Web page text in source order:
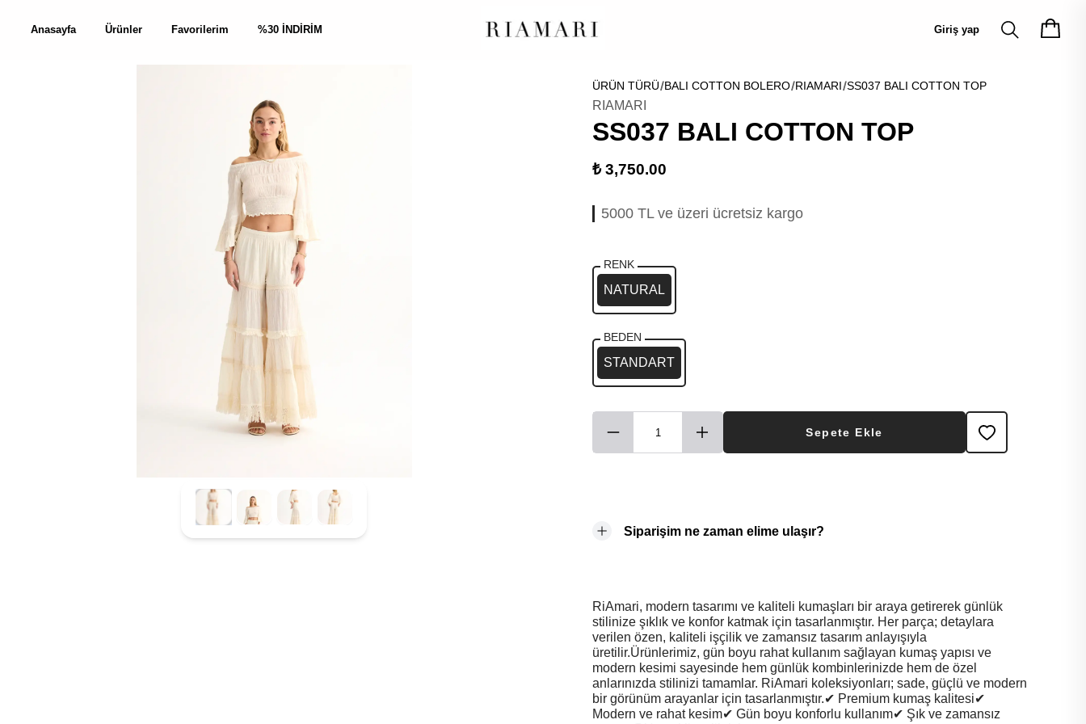
Anasayfa Ürünler Favorilerim %30 İNDİRİM Giriş yap
ÜRÜN TÜRÜ BALI COTTON BOLERO RIAMARI SS037 BALI COTTON TOP
RIAMARI
SS037 BALI COTTON TOP
₺ 3,750.00
5000 TL ve üzeri ücretsiz kargo
RENK
NATURAL
BEDEN
STANDART
Sepete Ekle
Siparişim ne zaman elime ulaşır?
RiAmari, modern tasarımı ve kaliteli kumaşları bir araya getirerek günlük
stilinize şıklık ve konfor katmak için tasarlanmıştır. Her parça; detaylara
verilen özen, kaliteli işçilik ve zamansız tasarım anlayışıyla
üretilir.Ürünlerimiz, gün boyu rahat kullanım sağlayan kumaş yapısı ve
modern kesimi sayesinde hem günlük kombinlerinizde hem de özel
anlarınızda stilinizi tamamlar. RiAmari koleksiyonları; sade, güçlü ve modern
bir görünüm arayanlar için tasarlanmıştır.✔ Premium kumaş kalitesi✔
Modern ve rahat kesim✔ Gün boyu konforlu kullanım✔ Şık ve zamansız